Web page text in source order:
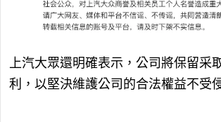
上汽大眾還明確表示，公司將保留采
利，以堅決維護公司的合法權益不受